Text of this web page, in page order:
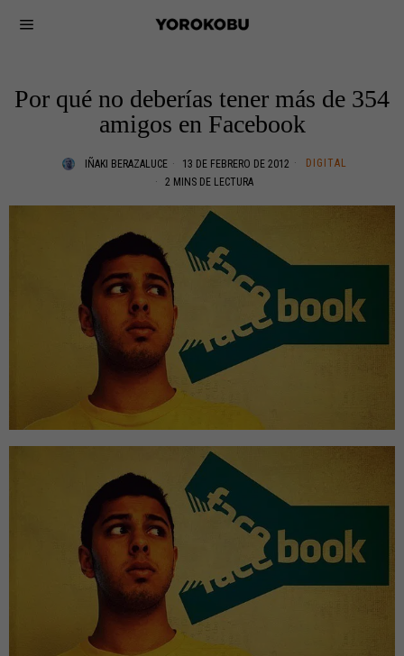
Por qué no deberías tener más de 354
amigos en Facebook
IÑAKI BERAZALUCE 13 DE FEBRERO DE 2012
DIGITAL
2 MINS DE LECTURA